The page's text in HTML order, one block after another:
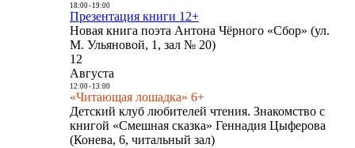
18:00- 19:00
Презентация книги 12+
Новая книга поэта Антона Чёрного «Сбор» (ул.
М. Ульяновой, 1, зал № 20)
12
Августа
12:00- 13:00
«Читающая лошадка» 6+
Детский клуб любителей чтения. Знакомство с
книгой «Смешная сказка» Геннадия Цыферова
(Конева, 6, читальный зал)